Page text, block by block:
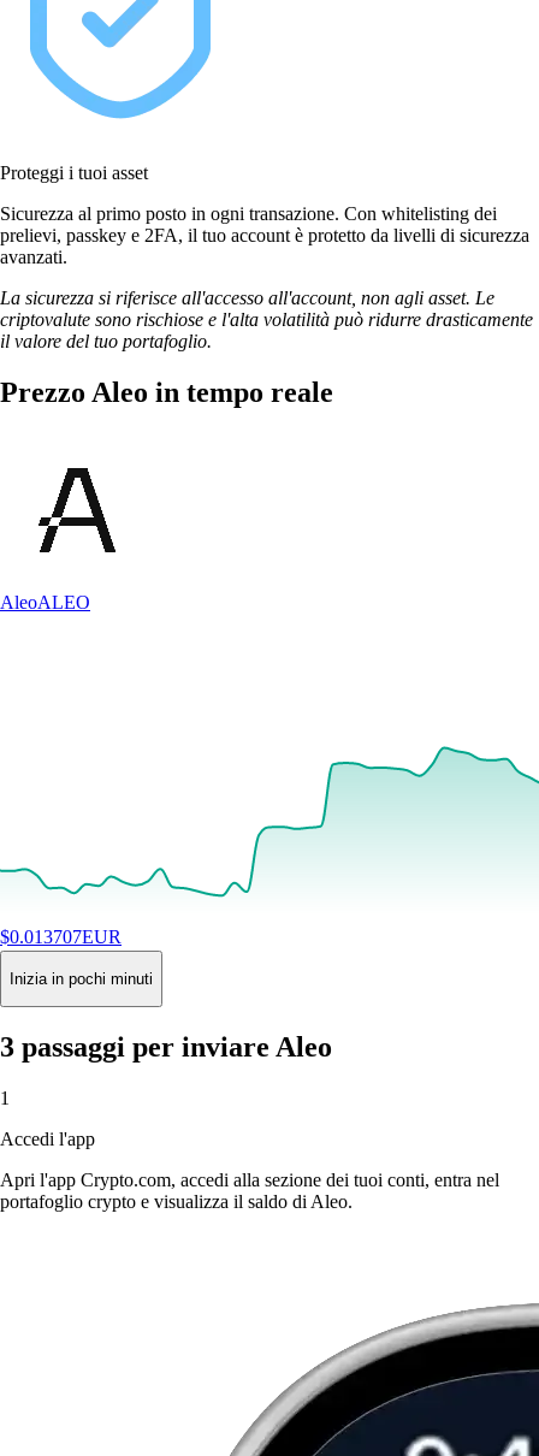
Proteggi i tuoi asset
Sicurezza al primo posto in ogni transazione. Con whitelisting dei
prelievi, passkey e 2FA, il tuo account è protetto da livelli di sicurezza
avanzati.
La sicurezza si riferisce all'accesso all'account, non agli asset. Le
criptovalute sono rischiose e l'alta volatilità può ridurre drasticamente
il valore del tuo portafoglio.
Prezzo Aleo in tempo reale
AleoALEO
$0.013707EUR
+1.83%24H
Buy
Inizia in pochi minuti
3 passaggi per inviare Aleo
1
Accedi l'app
Apri l'app Crypto.com, accedi alla sezione dei tuoi conti, entra nel
portafoglio crypto e visualizza il saldo di Aleo.